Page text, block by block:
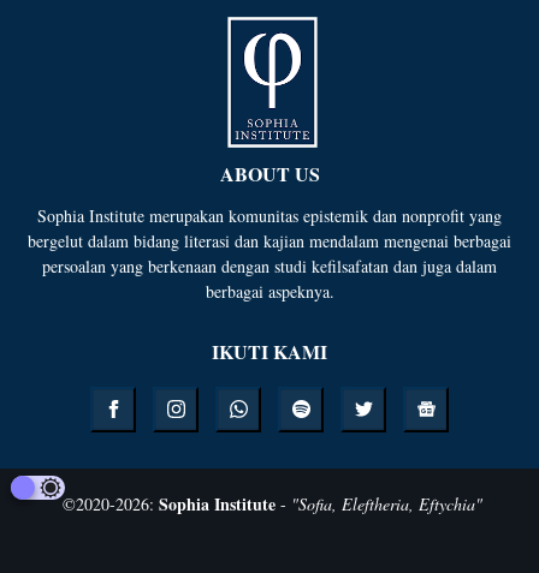
ABOUT US
Sophia Institute merupakan komunitas epistemik dan nonprofit yang
bergelut dalam bidang literasi dan kajian mendalam mengenai berbagai
persoalan yang berkenaan dengan studi kefilsafatan dan juga dalam
berbagai aspeknya.
IKUTI KAMI
©2020-2026: Sophia Institute- "Sofia, Eleftheria, Eftychia"